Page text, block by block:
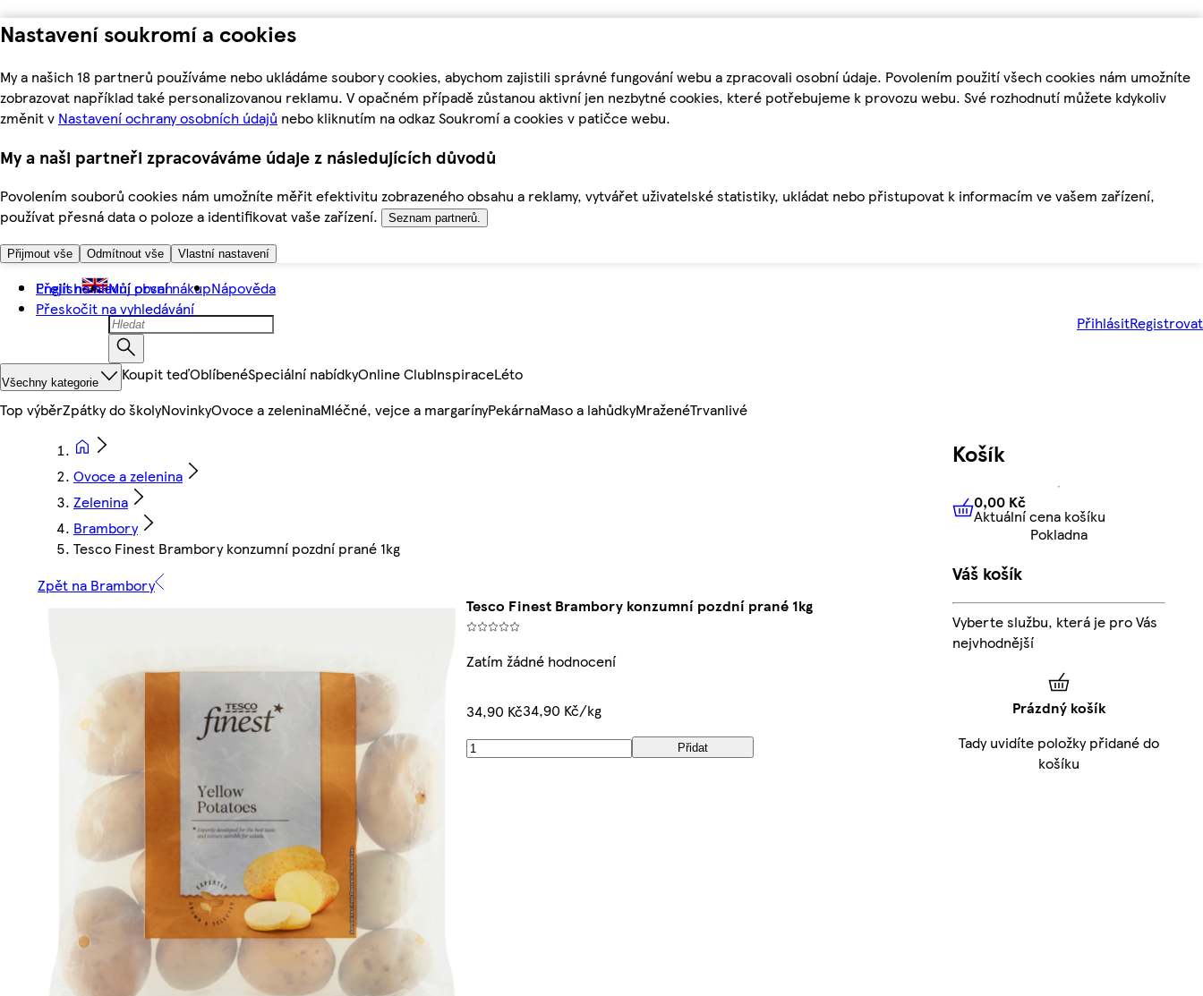
Nastavení soukromí a cookies
My a našich 18 partnerů používáme nebo ukládáme soubory cookies, abychom zajistili správné fungování webu a zpracovali osobní údaje. Povolením použití všech cookies nám umožníte
zobrazovat například také personalizovanou reklamu. V opačném případě zůstanou aktivní jen nezbytné cookies, které potřebujeme k provozu webu. Své rozhodnutí můžete kdykoliv
změnit v Nastavení ochrany osobních údajů nebo kliknutím na odkaz Soukromí a cookies v patičce webu.
My a naši partneři zpracováváme údaje z následujících důvodů
Povolením souborů cookies nám umožníte měřit efektivitu zobrazeného obsahu a reklamy, vytvářet uživatelské statistiky, ukládat nebo přistupovat k informacím ve vašem zařízení,
používat přesná data o poloze a identifikovat vaše zařízení.
Seznam partnerů.
Přijmout vše Odmítnout vše Vlastní nastavení
Přejít na hlavní obsah
Přeskočit na vyhledávání
English Můj první nákupNápověda
PřihlásitRegistrovat
Všechny kategorie Koupit teďOblíbenéSpeciální nabídkyOnline ClubInspiraceLéto
Top výběrZpátky do školyNovinkyOvoce a zeleninaMléčné, vejce a margarínyPekárnaMaso a lahůdkyMraženéTrvanlivé
Ovoce a zelenina
Zelenina
Brambory
Tesco Finest Brambory konzumní pozdní prané 1kg
Zpět na Brambory
Tesco Finest Brambory konzumní pozdní prané 1kg
Zatím žádné hodnocení
34,90 Kč34,90 Kč/kg
Přidat
Košík
0,00 KčAktuální cena košíku
0,00 Kč
Aktuální cena košíku
Pokladna
Váš košík
Vyberte službu, která je pro Vás
nejvhodnější
Prázdný košík
Tady uvidíte položky přidané do
košíku